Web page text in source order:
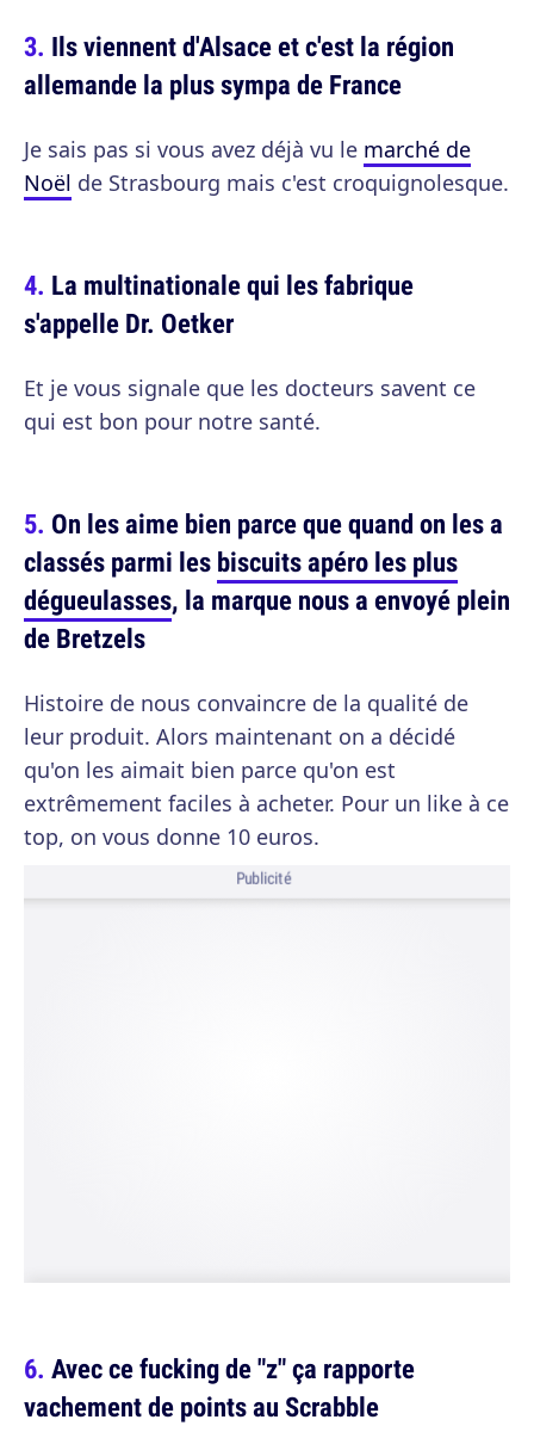
Ils viennent d'Alsace et c'est la région
allemande la plus sympa de France
Je sais pas si vous avez déjà vu le marché de
Noël de Strasbourg mais c'est croquignolesque.
La multinationale qui les fabrique
s'appelle Dr. Oetker
Et je vous signale que les docteurs savent ce
qui est bon pour notre santé.
On les aime bien parce que quand on les a
classés parmi lesbiscuits apéro les plus
dégueulasses, la marque nous a envoyé plein
de Bretzels
Histoire de nous convaincre de la qualité de
leur produit. Alors maintenant on a décidé
qu'on les aimait bien parce qu'on est
extrêmement faciles à acheter. Pour un like à ce
top, on vous donne 10 euros.
Publicité
Avec ce fucking de "z" ça rapporte
vachement de points au Scrabble